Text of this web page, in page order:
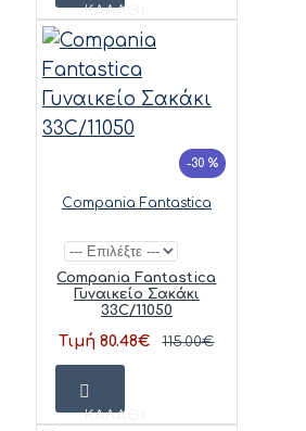
ΚΑΛΆΘΙ
-30 %
Compania Fantastica
Compania Fantastica
Γυναικείο Σακάκι
33C/11050
Τιμή 80.48€ 115.00€
ΚΑΛΆΘΙ